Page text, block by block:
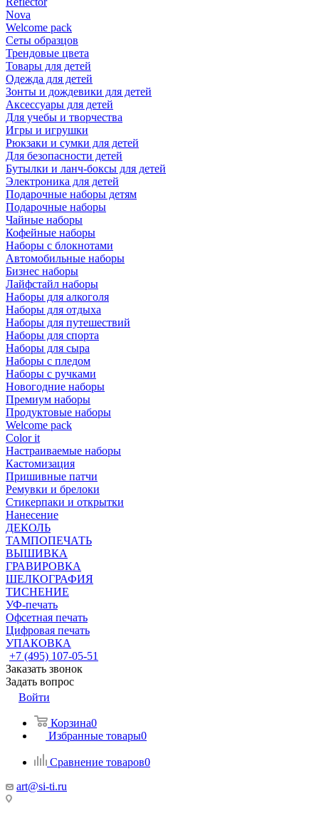
Nova
Welcome pack
Сеты образцов
Трендовые цвета
Товары для детей
Одежда для детей
Зонты и дождевики для детей
Аксессуары для детей
Для учебы и творчества
Игры и игрушки
Рюкзаки и сумки для детей
Для безопасности детей
Бутылки и ланч-боксы для детей
Электроника для детей
Подарочные наборы детям
Подарочные наборы
Чайные наборы
Кофейные наборы
Наборы с блокнотами
Автомобильные наборы
Бизнес наборы
Лайфстайл наборы
Наборы для алкоголя
Наборы для отдыха
Наборы для путешествий
Наборы для спорта
Наборы для сыра
Наборы с пледом
Наборы с ручками
Новогодние наборы
Премиум наборы
Продуктовые наборы
Welcome pack
Color it
Настраиваемые наборы
Кастомизация
Пришивные патчи
Ремувки и брелоки
Стикерпаки и открытки
Нанесение
ДЕКОЛЬ
ТАМПОПЕЧАТЬ
ВЫШИВКА
ГРАВИРОВКА
ШЕЛКОГРАФИЯ
ТИСНЕНИЕ
УФ-печать
Офсетная печать
Цифровая печать
УПАКОВКА
+7 (495) 107-05-51
Заказать звонок
Задать вопрос
Войти
Корзина0
Избранные товары0
Сравнение товаров0
art@si-ti.ru